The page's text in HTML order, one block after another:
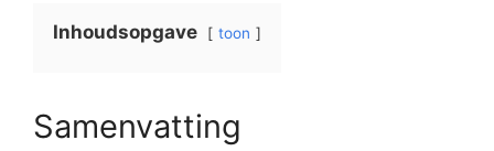
Inhoudsopgave toon
Samenvatting